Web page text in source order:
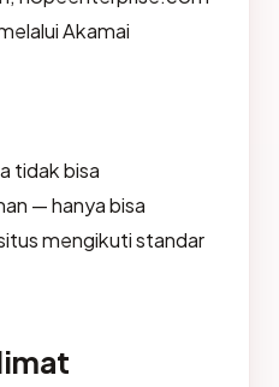
Akamai
tidak bisa
— hanya bisa
mengikuti standar